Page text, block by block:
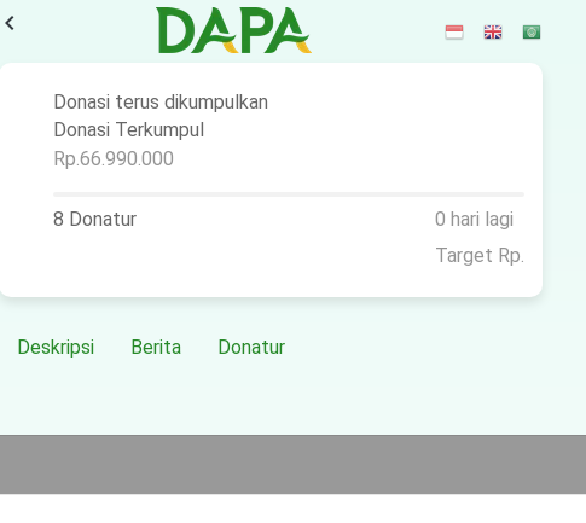
Donasi terus dikumpulkan
Donasi Terkumpul
Rp.66.990.000
8 Donatur
0 hari lagi
Target Rp.
Deskripsi Berita Donatur